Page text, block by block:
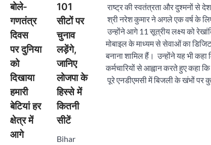
बोले-
गणतंत्र
दिवस
पर दुनिया
को
दिखाया
हमारी
बेटियां हर
क्षेत्र में
आगे
101
सीटों पर
चुनाव
लड़ेंगे,
जानिए
लोजपा के
हिस्से में
कितनी
सीटें
Bihar
राष्ट्र की स्वतंत्रता और दुश्मनों से
श्री नरेश कुमार ने अगले एक वर्ष के
उन्होंने आगे 11 सूत्रीय लक्ष्य को
मोबाइल के माध्यम से सेवाओं का
बनाना शामिल हैं। उन्होंने यह भी
कर्मचारियों से आह्वान करते हुए कहा
पूरे एनडीएमसी में बिजली के खंभों पर